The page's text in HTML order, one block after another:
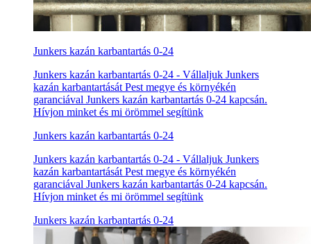
Junkers kazán karbantartás 0-24
Junkers kazán karbantartás 0-24 - Vállaljuk Junkers
kazán karbantartását Pest megye és környékén
garanciával Junkers kazán karbantartás 0-24 kapcsán.
Hívjon minket és mi örömmel segítünk
Junkers kazán karbantartás 0-24
Junkers kazán karbantartás 0-24 - Vállaljuk Junkers
kazán karbantartását Pest megye és környékén
garanciával Junkers kazán karbantartás 0-24 kapcsán.
Hívjon minket és mi örömmel segítünk
Junkers kazán karbantartás 0-24